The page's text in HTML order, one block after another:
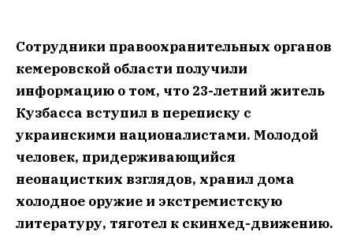
Сотрудники правоохранительных органов
кемеровской области получили
информацию о том, что 23-летний житель
Кузбасса вступил в переписку с
украинскими националистами. Молодой
человек, придерживающийся
неонацистких взглядов, хранил дома
холодное оружие и экстремистскую
литературу, тяготел к скинхед-движению.